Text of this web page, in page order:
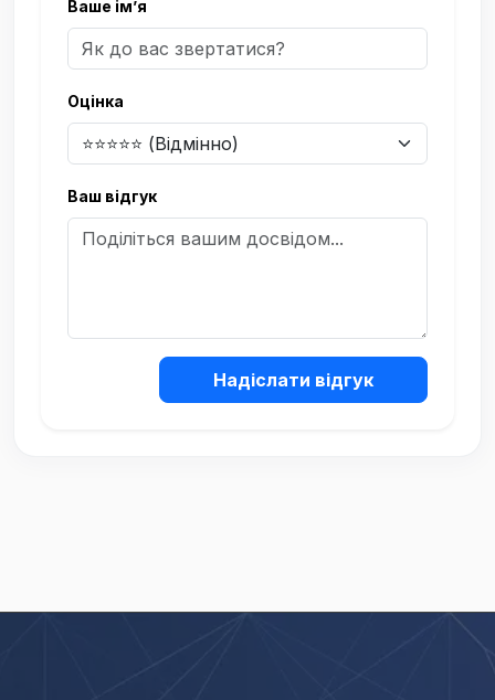
Ваше ім’я
Оцінка
Ваш відгук
Надіслати відгук